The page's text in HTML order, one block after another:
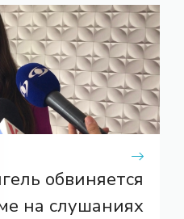
обвиняется
на слушаниях